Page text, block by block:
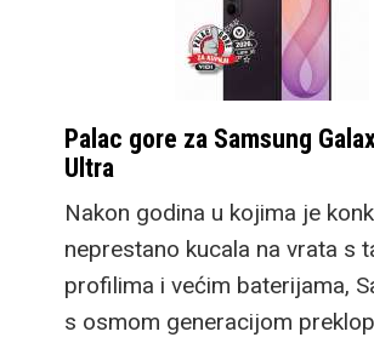
Palac gore za Samsung
Ultra
Nakon godina u kojima je
neprestano kucala na vrata s
profilima i većim baterijama,
s osmom generacijom